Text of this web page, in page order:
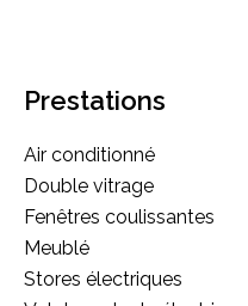
Prestations
Air conditionné
Double vitrage
Fenêtres coulissantes
Meublé
Stores électriques